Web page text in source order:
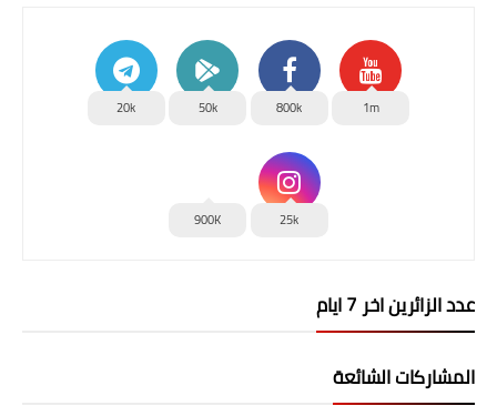
1m
800k
50k
20k
25k
900K
عدد الزائرين اخر 7 ايام
المشاركات الشائعة